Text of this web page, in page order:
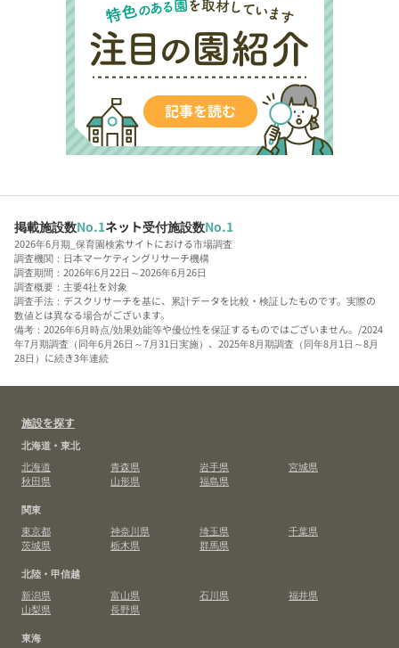
掲載施設数No.1ネット受付施設数No.1
2026年6月期_保育園検索サイトにおける市場調査
調査機関：日本マーケティングリサーチ機構
調査期間：2026年6月22日～2026年6月26日
調査概要：主要4社を対象
調査手法：デスクリサーチを基に、累計データを比較・検証したものです。実際の
数値とは異なる場合がございます。
備考：2026年6月時点/効果効能等や優位性を保証するものではございません。/2024
年7月期調査（同年6月26日～7月31日実施）、2025年8月期調査（同年8月1日～8月
28日）に続き3年連続
施設を探す
北海道・東北
北海道
青森県 岩手県
宮城県
秋田県
山形県
福島県
関東
東京都
神奈川県 埼玉県
千葉県
茨城県
栃木県
群馬県
北陸・甲信越
新潟県
富山県 石川県
福井県
山梨県
長野県
東海